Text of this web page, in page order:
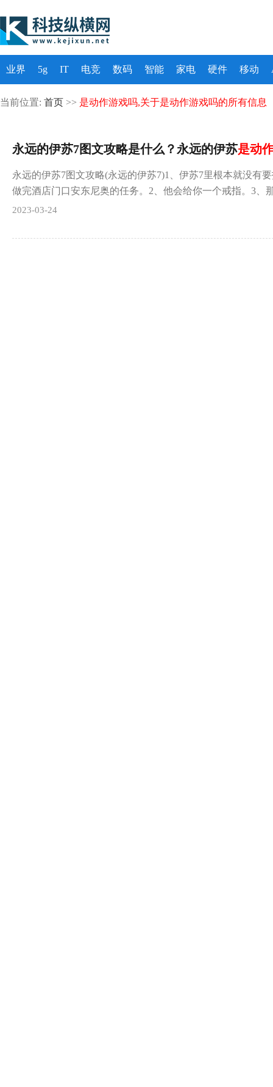
业界 5g IT 电竞 数码 智能 家电 硬件 移动
当前位置: 首页 >> 是动作游戏吗,关于是动作游戏吗的所有信息
永远的伊苏7图文攻略是什么？永远的伊苏是动
永远的伊苏7图文攻略(永远的伊苏7)1、伊苏7里根本就没有
做完酒店门口安东尼奥的任务。2、他会给你一个戒指。3、
2023-03-24